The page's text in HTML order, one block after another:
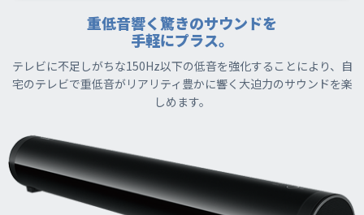
重低音響く驚きのサウンドを
手軽にプラス。
テレビに不足しがちな150Hz以下の低音を強化することにより、自
宅のテレビで重低音がリアリティ豊かに響く大迫力のサウンドを楽
しめます。